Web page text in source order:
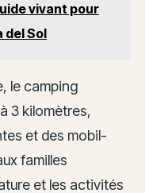
vivant pour
del Sol
le camping
3 kilomètres,
et des mobil-
familles
et les activités